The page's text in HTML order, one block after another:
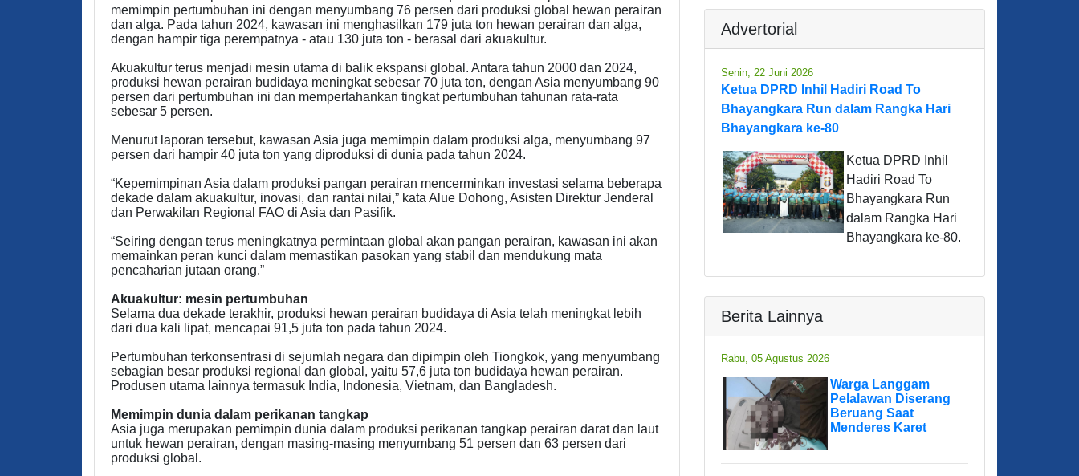
memimpin pertumbuhan ini dengan menyumbang 76 persen dari produksi global hewan perairan
dan alga. Pada tahun 2024, kawasan ini menghasilkan 179 juta ton hewan perairan dan alga,
dengan hampir tiga perempatnya - atau 130 juta ton - berasal dari akuakultur.
Akuakultur terus menjadi mesin utama di balik ekspansi global. Antara tahun 2000 dan 2024,
produksi hewan perairan budidaya meningkat sebesar 70 juta ton, dengan Asia menyumbang 90
persen dari pertumbuhan ini dan mempertahankan tingkat pertumbuhan tahunan rata-rata
sebesar 5 persen.
Menurut laporan tersebut, kawasan Asia juga memimpin dalam produksi alga, menyumbang 97
persen dari hampir 40 juta ton yang diproduksi di dunia pada tahun 2024.
“Kepemimpinan Asia dalam produksi pangan perairan mencerminkan investasi selama beberapa
dekade dalam akuakultur, inovasi, dan rantai nilai,” kata Alue Dohong, Asisten Direktur Jenderal
dan Perwakilan Regional FAO di Asia dan Pasifik.
“Seiring dengan terus meningkatnya permintaan global akan pangan perairan, kawasan ini akan
memainkan peran kunci dalam memastikan pasokan yang stabil dan mendukung mata
pencaharian jutaan orang.”
Akuakultur: mesin pertumbuhan
Selama dua dekade terakhir, produksi hewan perairan budidaya di Asia telah meningkat lebih
dari dua kali lipat, mencapai 91,5 juta ton pada tahun 2024.
Pertumbuhan terkonsentrasi di sejumlah negara dan dipimpin oleh Tiongkok, yang menyumbang
sebagian besar produksi regional dan global, yaitu 57,6 juta ton budidaya hewan perairan.
Produsen utama lainnya termasuk India, Indonesia, Vietnam, dan Bangladesh.
Memimpin dunia dalam perikanan tangkap
Asia juga merupakan pemimpin dunia dalam produksi perikanan tangkap perairan darat dan laut
untuk hewan perairan, dengan masing-masing menyumbang 51 persen dan 63 persen dari
produksi global.
Advertorial
Senin, 22 Juni 2026
Ketua DPRD Inhil Hadiri Road To
Bhayangkara Run dalam Rangka Hari
Bhayangkara ke-80
Ketua DPRD Inhil
Hadiri Road To
Bhayangkara Run
dalam Rangka Hari
Bhayangkara ke-80.
Berita Lainnya
Rabu, 05 Agustus 2026
Warga Langgam
Pelalawan Diserang
Beruang Saat
Menderes Karet